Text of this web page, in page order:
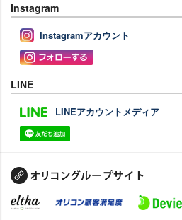
Instagram
Instagramアカウント
LINE
LINEアカウントメディア